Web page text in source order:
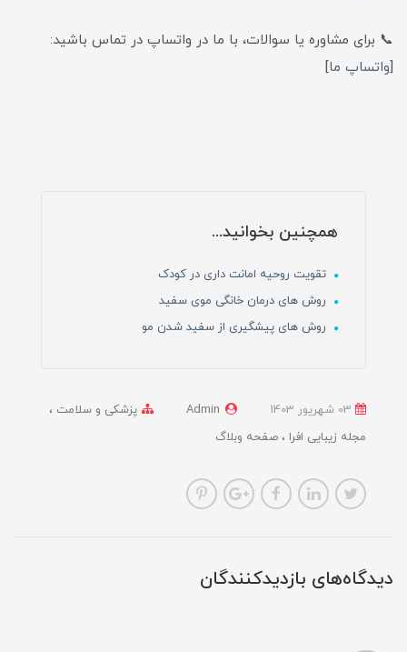
📞 برای مشاوره یا سوالات، با ما در واتساپ در تماس باشید:
[واتساپ ما]
همچنین بخوانید...
تقویت روحیه امانت داری در کودک
روش های درمان خانگی موی سفید
روش های پیشگیری از سفید شدن مو
Admin
پزشکی و سلامت
مجله زیبایی افرا
صفحه وبلاگ
دیدگاه‌های بازدیدکنندگان